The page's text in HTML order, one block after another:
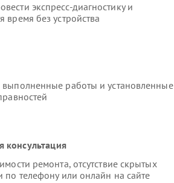
экспресс-диагностику и
без устройства
выполненные работы и установленные
консультация
ремонта, отсутствие скрытых
по телефону или онлайн на сайте